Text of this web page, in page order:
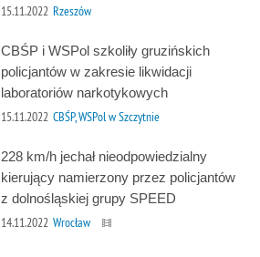
15.11.2022 Rzeszów
CBŚP i WSPol szkoliły gruzińskich
policjantów w zakresie likwidacji
laboratoriów narkotykowych
15.11.2022 CBŚP, WSPol w Szczytnie
228 km/h jechał nieodpowiedzialny
kierujący namierzony przez policjantów
z dolnośląskiej grupy SPEED
14.11.2022 Wrocław